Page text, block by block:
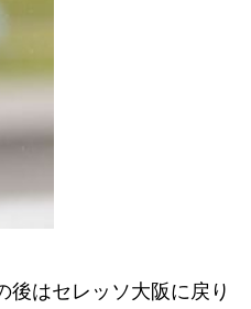
後はセレッソ大阪に戻り